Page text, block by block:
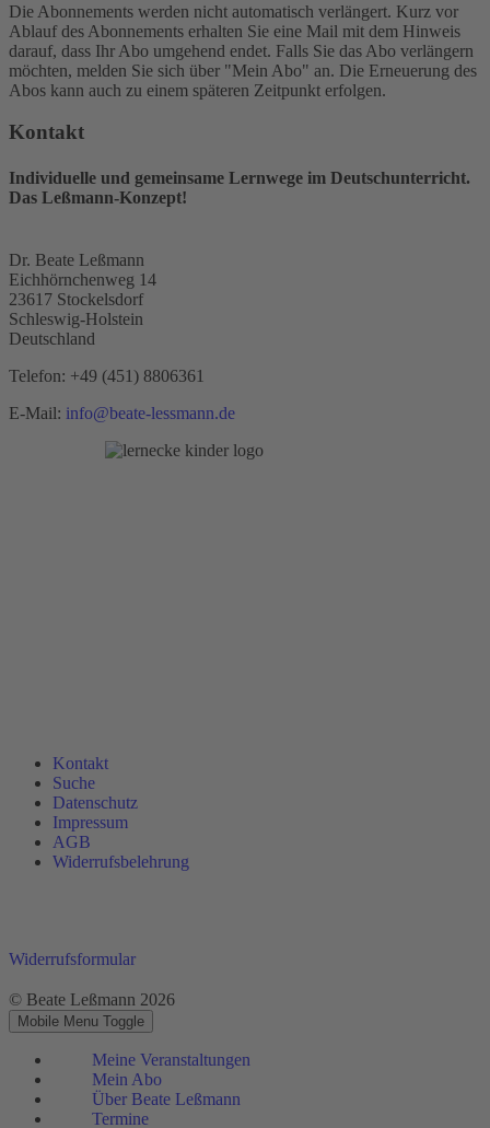
Die Abonnements werden nicht automatisch verlängert. Kurz vor
Ablauf des Abonnements erhalten Sie eine Mail mit dem Hinweis
darauf, dass Ihr Abo umgehend endet. Falls Sie das Abo verlängern
möchten, melden Sie sich über "Mein Abo" an. Die Erneuerung des
Abos kann auch zu einem späteren Zeitpunkt erfolgen.
Kontakt
Individuelle und gemeinsame Lernwege im Deutschunterricht.
Das Leßmann-Konzept!
Dr. Beate Leßmann
Eichhörnchenweg 14
23617 Stockelsdorf
Schleswig-Holstein
Deutschland
Telefon: +49 (451) 8806361
E-Mail: info@beate-lessmann.de
Kontakt
Suche
Datenschutz
Impressum
AGB
Widerrufsbelehrung
Widerrufsformular
© Beate Leßmann 2026
Mobile Menu Toggle
Meine Veranstaltungen
Mein Abo
Über Beate Leßmann
Termine